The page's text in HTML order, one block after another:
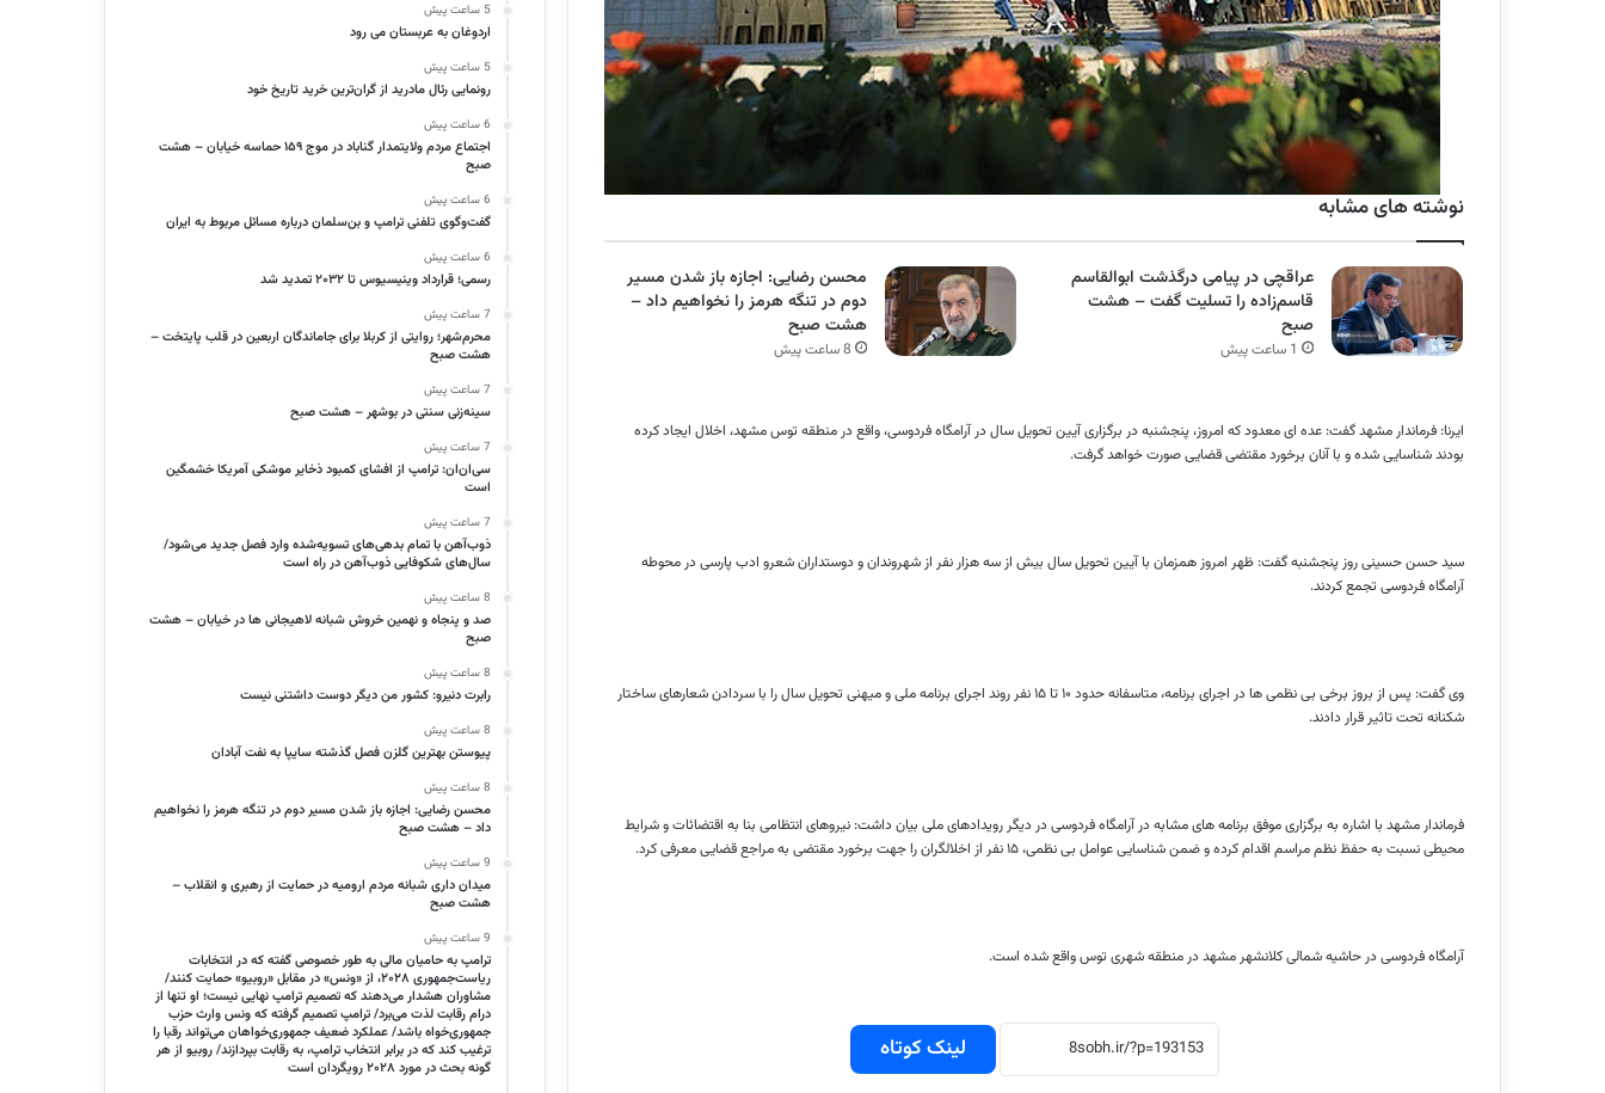
نوشته های مشابه
عراقچی در پیامی درگذشت ابوالقاسم
قاسم‌زاده را تسلیت گفت – هشت
صبح
1 ساعت پیش
محسن رضایی: اجازه باز شدن مسیر
دوم در تنگه هرمز را نخواهیم داد –
هشت صبح
8 ساعت پیش
ایرنا: فرماندار مشهد گفت: عده ای معدود که امروز، پنجشنبه در برگزاری آیین تحویل سال در آرامگاه فردوسی، واقع در منطقه توس مشهد، اخلال ایجاد کرده
بودند شناسایی شده و با آنان برخورد مقتضی قضایی صورت خواهد گرفت.
سید حسن حسینی روز پنجشنبه گفت: ظهر امروز همزمان با آیین تحویل سال بیش از سه هزار نفر از شهروندان و دوستداران شعرو ادب پارسی در محوطه
آرامگاه فردوسی تجمع کردند.
وی گفت: پس از بروز برخی بی نظمی ها در اجرای برنامه، متاسفانه حدود ۱۰ تا ۱۵ نفر روند اجرای برنامه ملی و میهنی تحویل سال را با سردادن شعارهای ساختار
شکنانه تحت تاثیر قرار دادند.
فرماندار مشهد با اشاره به برگزاری موفق برنامه های مشابه در آرامگاه فردوسی در دیگر رویدادهای ملی بیان داشت: نیروهای انتظامی بنا به اقتضائات و شرایط
محیطی نسبت به حفظ نظم مراسم اقدام کرده و ضمن شناسایی عوامل بی نظمی، ۱۵ نفر از اخلالگران را جهت برخورد مقتضی به مراجع قضایی معرفی کرد.
آرامگاه فردوسی در حاشیه شمالی کلانشهر مشهد در منطقه شهری توس واقع شده است.
لینک کوتاه
5 ساعت پیش
اردوغان به عربستان می رود
5 ساعت پیش
رونمایی رئال مادرید از گران‌ترین خرید تاریخ خود
6 ساعت پیش
اجتماع مردم ولایتمدار گناباد در موج ۱۵۹ حماسه خیابان – هشت
صبح
6 ساعت پیش
گفت‌وگوی تلفنی ترامپ و بن‌سلمان درباره مسائل مربوط به ایران
6 ساعت پیش
رسمی؛ قرارداد وینیسیوس تا ۲۰۳۲ تمدید شد
7 ساعت پیش
محرم‌شهر؛ روایتی از کربلا برای جاماندگان اربعین در قلب پایتخت –
هشت صبح
7 ساعت پیش
سینه‌زنی سنتی در بوشهر – هشت صبح
7 ساعت پیش
سی‌ان‌ان: ترامپ از افشای کمبود ذخایر موشکی آمریکا خشمگین
است
7 ساعت پیش
ذوب‌آهن با تمام بدهی‌های تسویه‌شده وارد فصل جدید می‌شود/
سال‌های شکوفایی ذوب‌آهن در راه است
8 ساعت پیش
صد و پنجاه و نهمین خروش شبانه لاهیجانی ها در خیابان – هشت
صبح
8 ساعت پیش
رابرت دنیرو: کشور من دیگر دوست داشتنی نیست
8 ساعت پیش
پیوستن بهترین گلزن فصل گذشته سایپا به نفت آبادان
8 ساعت پیش
محسن رضایی: اجازه باز شدن مسیر دوم در تنگه هرمز را نخواهیم
داد – هشت صبح
9 ساعت پیش
میدان داری شبانه مردم ارومیه در حمایت از رهبری و انقلاب –
هشت صبح
9 ساعت پیش
ترامپ به حامیان مالی به طور خصوصی گفته که در انتخابات
ریاست‌جمهوری ۲۰۲۸، از «ونس» در مقابل «روبیو» حمایت کنند/
مشاوران هشدار می‌دهند که تصمیم ترامپ نهایی نیست؛ او تنها از
درام رقابت لذت می‌برد/ ترامپ تصمیم گرفته که ونس وارث حزب
جمهوری‌خواه باشد/ عملکرد ضعیف جمهوری‌خواهان می‌تواند رقبا را
ترغیب کند که در برابر انتخاب ترامپ، به رقابت بپردازند/ روبیو از هر
گونه بحث در مورد ۲۰۲۸ رویگردان است